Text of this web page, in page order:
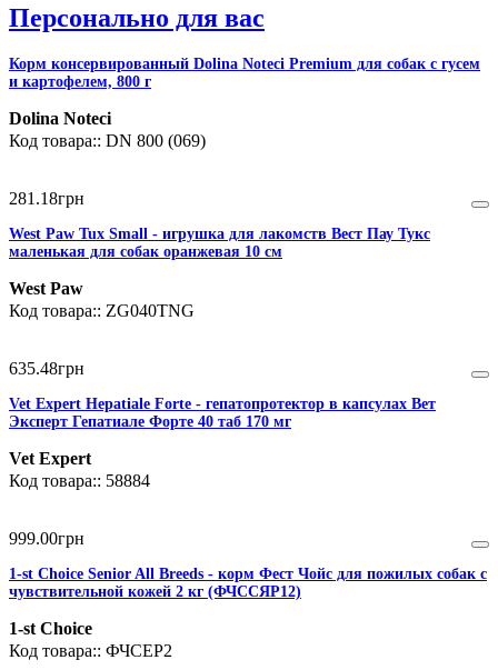
Персонально для вас
Корм консервированный Dolina Noteci Premium для собак с гусем
и картофелем, 800 г
Dolina Noteci
DN 800 (069)
281 .18грн
West Paw Tux Small - игрушка для лакомств Вест Пау Тукс
маленькая для собак оранжевая 10 см
West Paw
ZG040TNG
635.48грн
Vet Expert Hepatiale Forte - гепатопротектор в капсулах Вет
Эксперт Гепатиале Форте 40 таб 170 мг
Vet Expert
58884
999.00грн
1-st Choice Senior All Breeds - корм Фест Чойс для пожилых собак с
чувствительной кожей 2 кг (ФЧССЯР12)
1-st Choice
ФЧСЕР2